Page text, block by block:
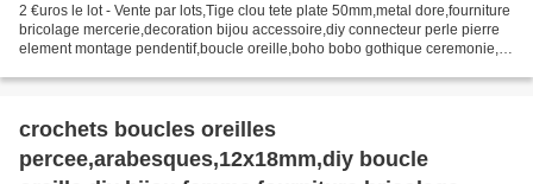
2 €uros le lot - Vente par lots,Tige clou tete plate 50mm,metal dore,fourniture
bricolage mercerie,decoration bijou accessoire,diy connecteur perle pierre
element montage pendentif,boucle oreille,boho bobo gothique ceremonie,
crochets boucles oreilles
percee,arabesques,12x18mm,diy boucle